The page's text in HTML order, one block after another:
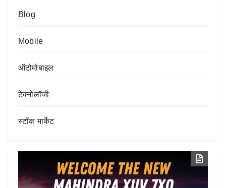
Blog
Mobile
ऑटोमोबाइल
टेक्नोलॉजी
स्टॉक मार्केट